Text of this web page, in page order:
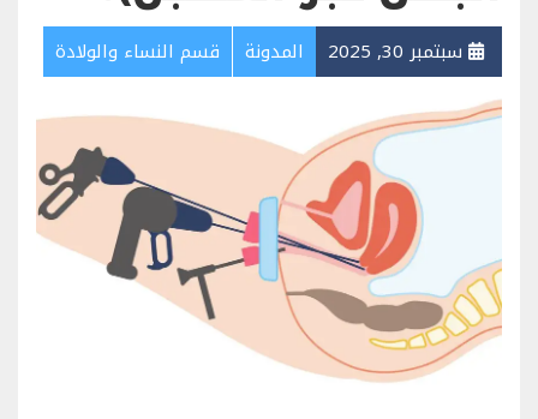
سبتمبر 30, 2025 المدونة قسم النساء والولادة